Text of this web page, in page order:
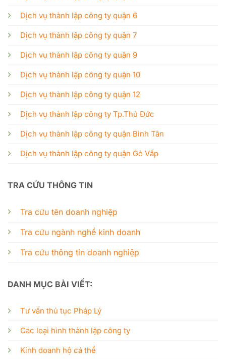
Dịch vụ thành lập công ty quận 6
Dịch vụ thành lập công ty quận 7
Dịch vụ thành lập công ty quận 9
Dịch vụ thành lập công ty quận 10
Dịch vụ thành lập công ty quận 12
Dịch vụ thành lập công ty Tp.Thủ Đức
Dịch vụ thành lập công ty quận Bình Tân
Dịch vụ thành lập công ty quận Gò Vấp
TRA CỨU THÔNG TIN
Tra cứu tên doanh nghiệp
Tra cứu ngành nghề kinh doanh
Tra cứu thông tin doanh nghiệp
DANH MỤC BÀI VIẾT:
Tư vấn thủ tục Pháp Lý
Các loại hình thành lập công ty
Kinh doanh hộ cá thể